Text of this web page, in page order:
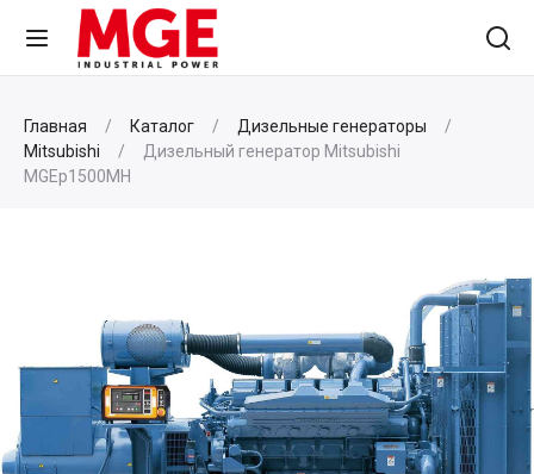
Главная Каталог
Дизельные генераторы
Mitsubishi
Дизельный генератор Mitsubishi
MGEp1500MH